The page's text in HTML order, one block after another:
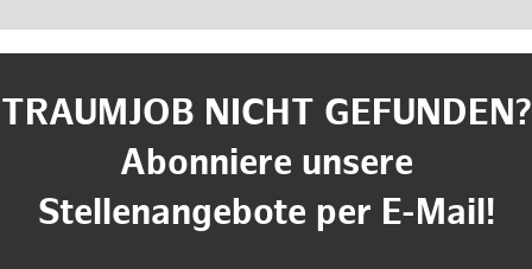
TRAUMJOB NICHT GEFUNDEN?
Abonniere unsere
Stellenangebote per E-Mail!